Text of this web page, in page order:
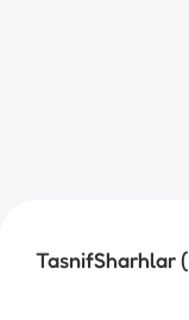
TasnifSharhlar